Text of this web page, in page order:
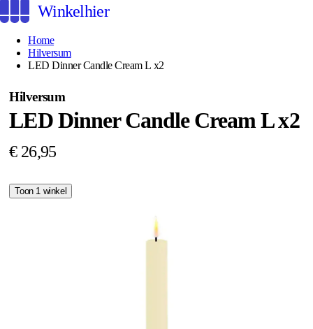
Winkelhier
Home
Hilversum
LED Dinner Candle Cream L x2
Hilversum
LED Dinner Candle Cream L x2
€ 26,95
Toon 1 winkel